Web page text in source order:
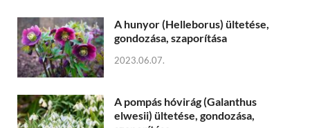
A hunyor (Helleborus) ültetése,
gondozása, szaporítása
2023.06.07.
A pompás hóvirág (Galanthus
elwesii) ültetése, gondozása,